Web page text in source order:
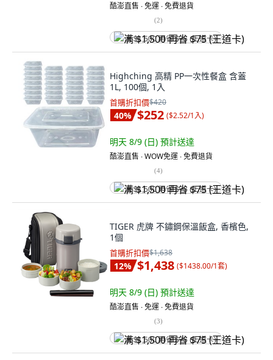
酷澎直售 ∙ 免運 ∙ 免費退貨
(2)
满 $1,500 再省 $75 (王道卡)
Highching 高精 PP一次性餐盒 含蓋
1L, 100個, 1入
首購折扣價$420
40% $252 ($2.52/1入)
明天 8/9 (日) 預計送達
酷澎直售 ∙ WOW免運 ∙ 免費退貨
(4)
满 $1,500 再省 $75 (王道卡)
TIGER 虎牌 不鏽鋼保溫飯盒, 香檳色,
1個
首購折扣價$1,638
12% $1,438 ($1438.00/1套)
明天 8/9 (日) 預計送達
酷澎直售 ∙ 免運 ∙ 免費退貨
(3)
满 $1,500 再省 $75 (王道卡)